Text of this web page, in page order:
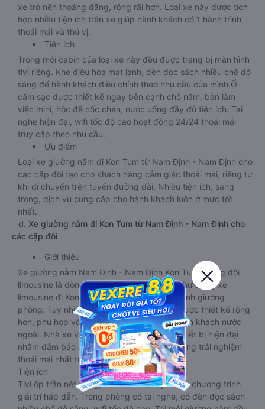
xe trở nên thoáng đãng, rộng rãi hơn. Loại xe này được tích
hợp nhiều tiện ích trên xe giúp hành khách có 1 hành trình
thoải mái và thú vị.
Tiện ích
Trong mỗi cabin của loại xe này đều được trang bị màn hình
tivi riêng. Khe điều hòa mát lạnh, đèn đọc sách nhiều chế độ
sáng để hành khách điều chỉnh theo nhu cầu của mình.Ổ
cắm sạc được thiết kế ngay bên cạnh chỗ nằm, bàn làm
việc mini, hộc để cốc chén, nước uống đầy đủ tiện ích. Tai
nghe hiện đại, wifi tốc độ cao hoạt động 24/24 thoải mái
truy cập theo nhu cầu.
Ưu điểm
Loại xe giường nằm đi Kon Tum từ Nam Định - Nam Định cho
các cặp đôi tạo cho khách hàng cảm giác thoải mái, riêng tư
khi di chuyển trên tuyến đường dài. Nhiều tiện ích, sang
trọng, dịch vụ cung cấp cho hành khách luôn ở mức tốt
nhất.
d. Xe giường nằm đi Kon Tum từ Nam Định - Nam Định cho
các cặp đôi
Giới thiệu
Xe giường nằm Nam Định - Nam Định Kon Tum phòng đôi
limousine là dòng xe có thiết kế tương tự như dòng xe
limousine đi Kon Tum từ Nam Định - Nam Định giường
phòng. Tuy nhiên kích thước giường nằm được thiết kế rộng
hơn, phù hợp với cả khách hàng Việt Nam lẫn khách nước
ngoài. Nhà xe vẫn chú trọng trang bị các thiết bị hiện đại
nhằm đảm bảo cho quý khách hàng có những trải nghiệm
thoải mái nhất trong suốt chuyến đi.
Tiện ích
Tivi ốp trần nét cứng, đầu HD tích hợp nhiều chương trình
giải trí hấp dẫn. Trong phòng có tai nghe, có đèn đọc sách